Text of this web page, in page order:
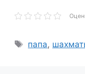
Метки
папа,